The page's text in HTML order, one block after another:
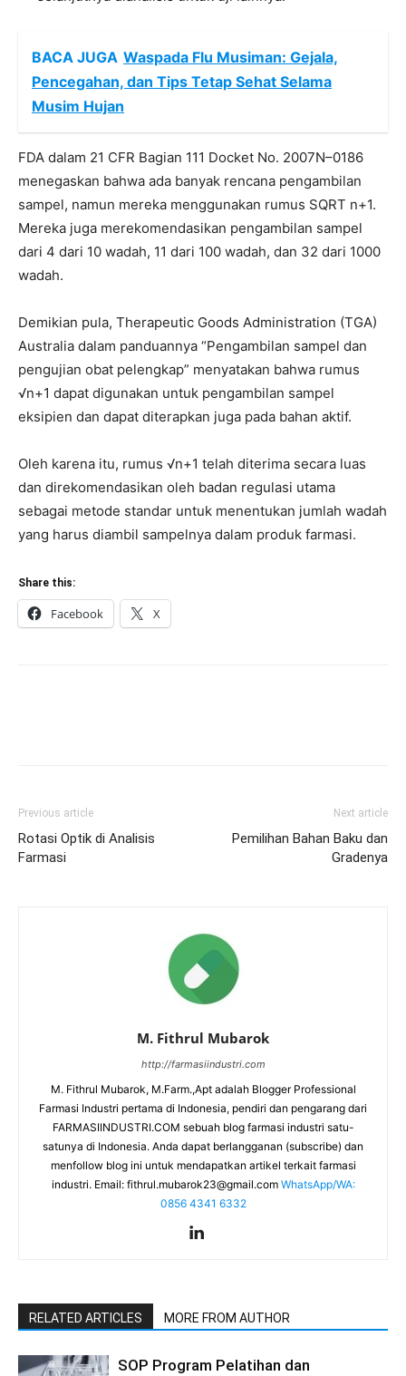
BACA JUGA Waspada Flu Musiman: Gejala,
Pencegahan, dan Tips Tetap Sehat Selama
Musim Hujan
FDA dalam 21 CFR Bagian 111 Docket No. 2007N–0186
menegaskan bahwa ada banyak rencana pengambilan
sampel, namun mereka menggunakan rumus SQRT n+1.
Mereka juga merekomendasikan pengambilan sampel
dari 4 dari 10 wadah, 11 dari 100 wadah, dan 32 dari 1000
wadah.
Demikian pula, Therapeutic Goods Administration (TGA)
Australia dalam panduannya “Pengambilan sampel dan
pengujian obat pelengkap” menyatakan bahwa rumus
√n+1 dapat digunakan untuk pengambilan sampel
eksipien dan dapat diterapkan juga pada bahan aktif.
Oleh karena itu, rumus √n+1 telah diterima secara luas
dan direkomendasikan oleh badan regulasi utama
sebagai metode standar untuk menentukan jumlah wadah
yang harus diambil sampelnya dalam produk farmasi.
Share this:
Facebook X
Previous article
Rotasi Optik di Analisis
Farmasi
Next article
Pemilihan Bahan Baku dan
Gradenya
M. Fithrul Mubarok
http://farmasiindustri.com
M. Fithrul Mubarok, M.Farm.,Apt adalah Blogger Professional
Farmasi Industri pertama di Indonesia, pendiri dan pengarang dari
FARMASIINDUSTRI.COM sebuah blog farmasi industri satu-
satunya di Indonesia. Anda dapat berlangganan (subscribe) dan
menfollow blog ini untuk mendapatkan artikel terkait farmasi
industri. Email: fithrul.mubarok23@gmail.com WhatsApp/WA:
0856 4341 6332
RELATED ARTICLES MORE FROM AUTHOR
SOP Program Pelatihan dan